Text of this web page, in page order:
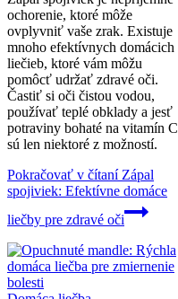
ochorenie, ktoré môže
ovplyvniť vaše zrak. Existuje
mnoho efektívnych domácich
liečieb, ktoré vám môžu
pomôcť udržať zdravé oči.
Častiť si oči čistou vodou,
používať teplé obklady a jesť
potraviny bohaté na vitamín C
sú len niektoré z možností.
Pokračovať v čítaníZápal
spojiviek: Efektívne domáce
liečby pre zdravé oči